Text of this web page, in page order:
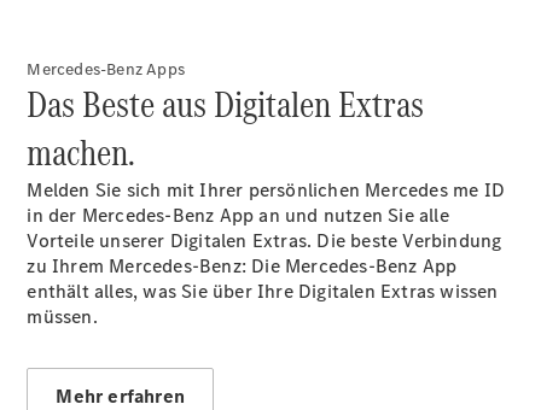
Digitale
Broschüre
Fahrzeugzubehör
Collection
Betriebsanleitungen
Servicetermin
buchen
Mercedes-Benz Apps
Das Beste aus Digitalen Extras
machen.
Melden Sie sich mit Ihrer persönlichen Mercedes me ID
in der Mercedes-Benz App an und nutzen Sie alle
Vorteile unserer Digitalen Extras. Die beste Verbindung
zu Ihrem Mercedes-Benz: Die Mercedes-Benz App
enthält alles, was Sie über Ihre Digitalen Extras wissen
müssen.
Mehr erfahren